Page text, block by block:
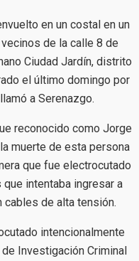
en un costal en un
de la calle 8 de
Ciudad Jardín, distrito
el último domingo por
a Serenazgo.
reconocido como Jorge
muerte de esta persona
que fue electrocutado
intentaba ingresar a
cables de alta tensión.
intencionalmente
Investigación Criminal